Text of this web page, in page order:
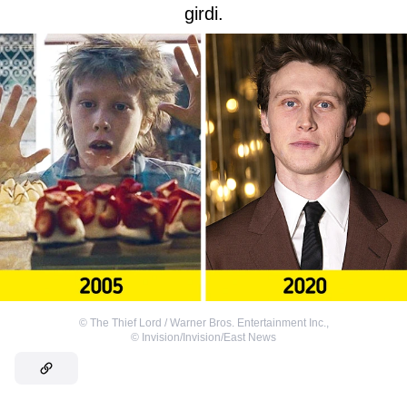
girdi.
© The Thief Lord / Warner Bros. Entertainment Inc.
© Invision/Invision/East News